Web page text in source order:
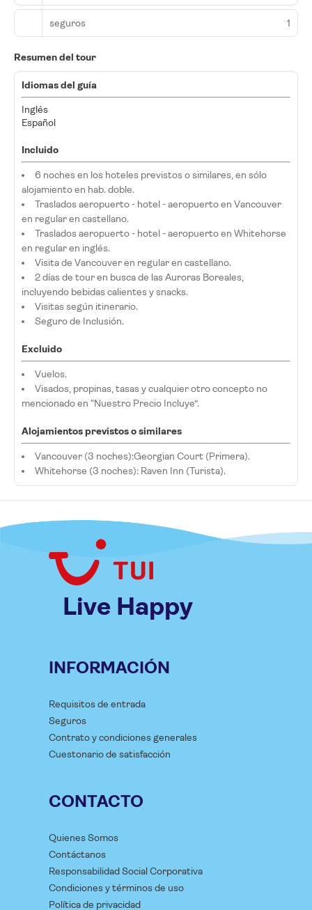
seguros 1
Resumen del tour
Idiomas del guía
Inglés
Español
Incluido
6 noches en los hoteles previstos o similares, en sólo
alojamiento en hab. doble.
Traslados aeropuerto - hotel - aeropuerto en Vancouver
en regular en castellano.
Traslados aeropuerto - hotel - aeropuerto en Whitehorse
en regular en inglés.
Visita de Vancouver en regular en castellano.
2 días de tour en busca de las Auroras Boreales,
incluyendo bebidas calientes y snacks.
Visitas según itinerario.
Seguro de Inclusión.
Excluido
Vuelos.
Visados, propinas, tasas y cualquier otro concepto no
mencionado en “Nuestro Precio Incluye”.
Alojamientos previstos o similares
Vancouver (3 noches):Georgian Court (Primera).
Whitehorse (3 noches): Raven Inn (Turista).
Live Happy
INFORMACIÓN
Requisitos de entrada
Seguros
Contrato y condiciones generales
Cuestonario de satisfacción
CONTACTO
Quienes Somos
Contáctanos
Responsabilidad Social Corporativa
Condiciones y términos de uso
Política de privacidad